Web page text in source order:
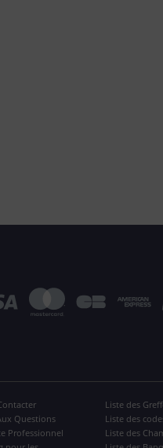
Questions
Professionnel
Liste des
Liste des
Liste des